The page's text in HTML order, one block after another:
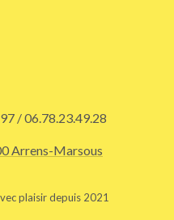
/ 06.78.23.49.28
Arrens-Marsous
plaisir depuis 2021